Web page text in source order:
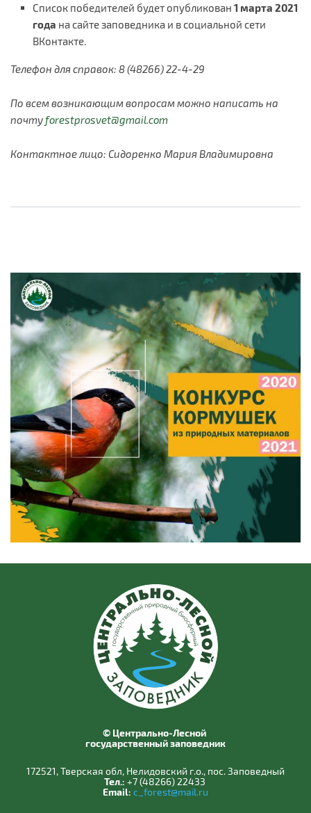
Список победителей будет опубликован 1 марта 2021
года на сайте заповедника и в социальной сети
ВКонтакте.
Телефон для справок: 8 (48266) 22-4-29
По всем возникающим вопросам можно написать на
почтуforestprosvet@gmail.com
Контактное лицо: Сидоренко Мария Владимировна
© Центрально-Лесной
государственный заповедник
172521, Тверская обл, Нелидовский г.о., пос. Заповедный
Тел.: +7 (48266) 22433
Email: c_forest@mail.ru